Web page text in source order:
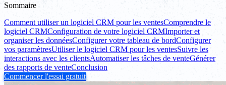
Sommaire
Comment utiliser un logiciel CRM pour les ventesComprendre le
logiciel CRMConfiguration de votre logiciel CRMImporter et
organiser les donnéesConfigurer votre tableau de bordConfigurer
vos paramètresUtiliser le logiciel CRM pour les ventesSuivre les
interactions avec les clientsAutomatiser les tâches de venteGénérer
des rapports de venteConclusion
Commencer l'essai gratuit